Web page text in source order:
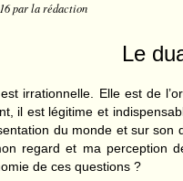
par la rédaction
Le
irrationnelle. Elle est de
il est légitime et
du monde et sur son
regard et ma perception
de ces questions ?